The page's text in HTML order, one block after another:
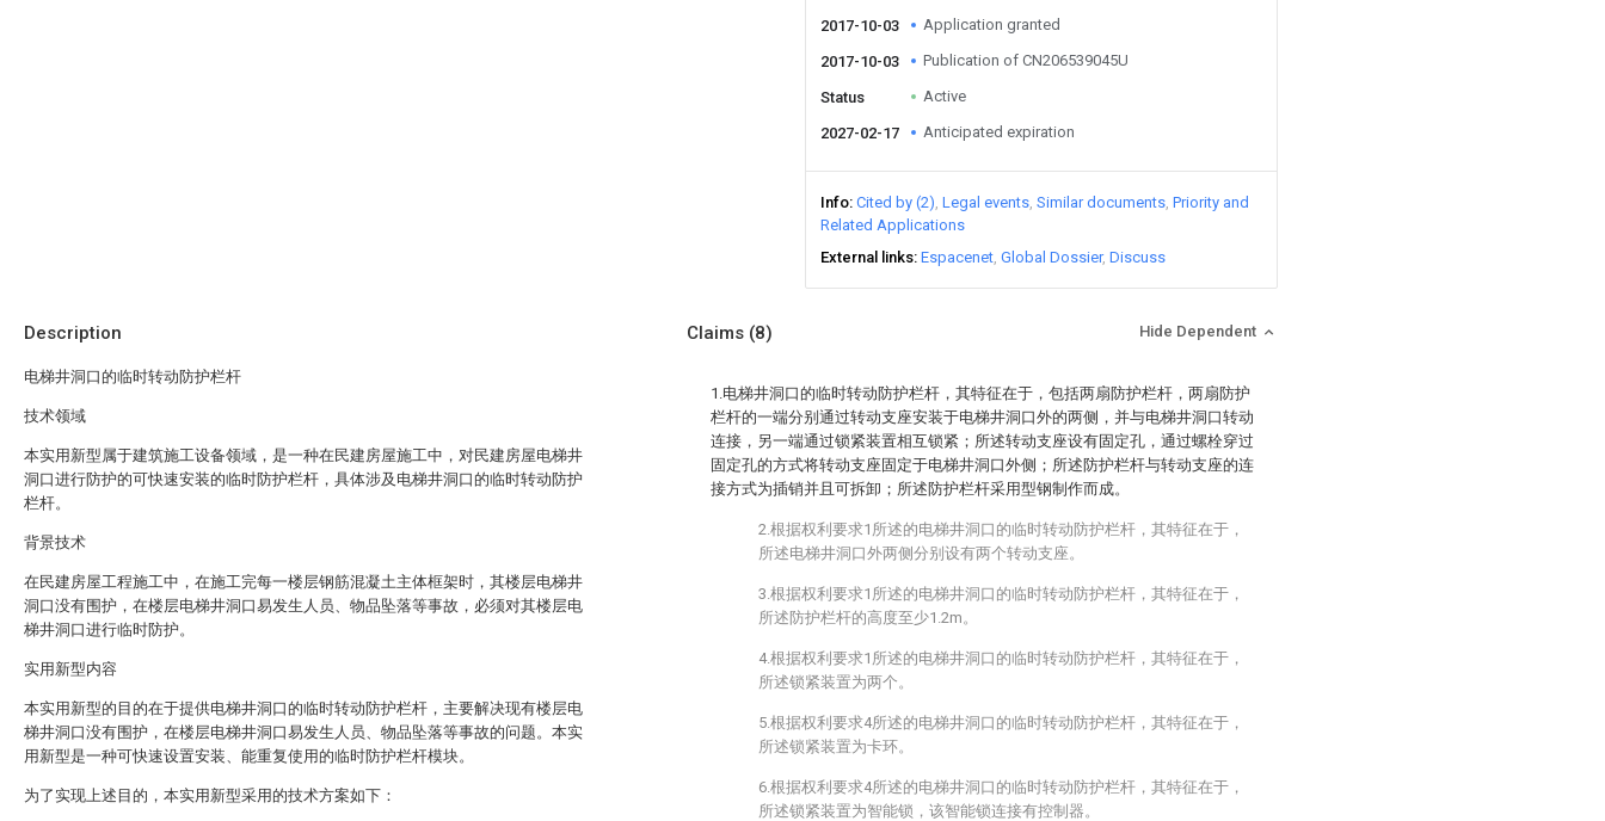
2017-10-03 Application granted
2017-10-03 Publication of CN206539045U
Status Active
2027-02-17 Anticipated expiration
Info Cited by (2) Legal events Similar documents Priority and
Related Applications
External links Espacenet Global Dossier Discuss
Description
电梯井洞口的临时转动防护栏杆
技术领域
本实用新型属于建筑施工设备领域，是一种在民建房屋施工中，对民建房屋电梯井
洞口进行防护的可快速安装的临时防护栏杆，具体涉及电梯井洞口的临时转动防护
栏杆。
背景技术
在民建房屋工程施工中，在施工完每一楼层钢筋混凝土主体框架时，其楼层电梯井
洞口没有围护，在楼层电梯井洞口易发生人员、物品坠落等事故，必须对其楼层电
梯井洞口进行临时防护。
实用新型内容
本实用新型的目的在于提供电梯井洞口的临时转动防护栏杆，主要解决现有楼层电
梯井洞口没有围护，在楼层电梯井洞口易发生人员、物品坠落等事故的问题。本实
用新型是一种可快速设置安装、能重复使用的临时防护栏杆模块。
为了实现上述目的，本实用新型采用的技术方案如下：
Claims (8) Hide Dependent
1.电梯井洞口的临时转动防护栏杆，其特征在于，包括两扇防护栏杆，两扇防护
栏杆的一端分别通过转动支座安装于电梯井洞口外的两侧，并与电梯井洞口转动
连接，另一端通过锁紧装置相互锁紧；所述转动支座设有固定孔，通过螺栓穿过
固定孔的方式将转动支座固定于电梯井洞口外侧；所述防护栏杆与转动支座的连
接方式为插销并且可拆卸；所述防护栏杆采用型钢制作而成。
2.根据权利要求1所述的电梯井洞口的临时转动防护栏杆，其特征在于，
所述电梯井洞口外两侧分别设有两个转动支座。
3.根据权利要求1所述的电梯井洞口的临时转动防护栏杆，其特征在于，
所述防护栏杆的高度至少1.2m。
4.根据权利要求1所述的电梯井洞口的临时转动防护栏杆，其特征在于，
所述锁紧装置为两个。
5.根据权利要求4所述的电梯井洞口的临时转动防护栏杆，其特征在于，
所述锁紧装置为卡环。
6.根据权利要求4所述的电梯井洞口的临时转动防护栏杆，其特征在于，
所述锁紧装置为智能锁，该智能锁连接有控制器。